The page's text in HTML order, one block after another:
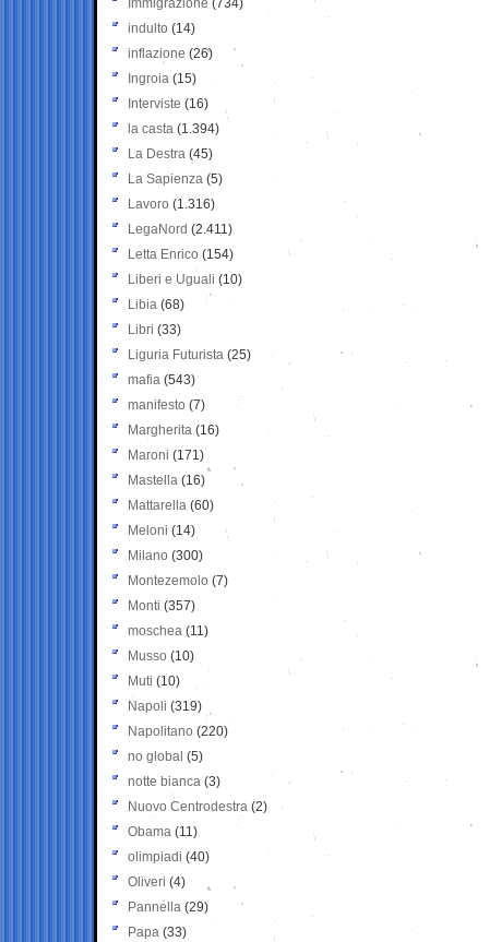
Immigrazione (734)
indulto (14)
inflazione (26)
Ingroia (15)
Interviste (16)
la casta (1.394)
La Destra (45)
La Sapienza (5)
Lavoro (1.316)
LegaNord (2.411)
Letta Enrico (154)
Liberi e Uguali (10)
Libia (68)
Libri (33)
Liguria Futurista (25)
mafia (543)
manifesto (7)
Margherita (16)
Maroni (171)
Mastella (16)
Mattarella (60)
Meloni (14)
Milano (300)
Montezemolo (7)
Monti (357)
moschea (11)
Musso (10)
Muti (10)
Napoli (319)
Napolitano (220)
no global (5)
notte bianca (3)
Nuovo Centrodestra (2)
Obama (11)
olimpiadi (40)
Oliveri (4)
Pannella (29)
Papa (33)